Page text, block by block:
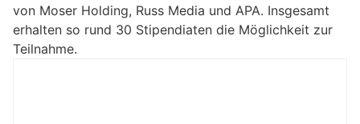
von Moser Holding, Russ Media und APA. Insgesamt
erhalten so rund 30 Stipendiaten die Möglichkeit zur
Teilnahme.